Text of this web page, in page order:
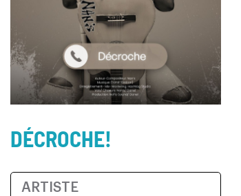
DÉCROCHE!
ARTISTE